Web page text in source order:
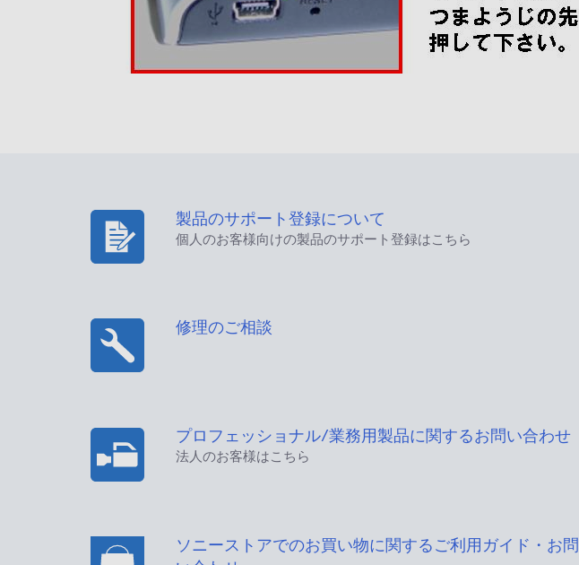
製品のサポート登録について
個人のお客様向けの製品のサポート登録はこちら
修理のご相談
プロフェッショナル/業務用製品に関するお問い合わせ
法人のお客様はこちら
ソニーストアでのお買い物に関するご利用ガイド・お問